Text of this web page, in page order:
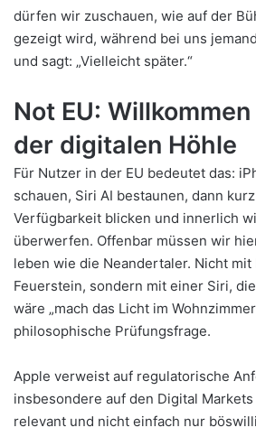
dürfen wir zuschauen, wie auf der
gezeigt wird, während bei uns
und sagt: „Vielleicht später.“
Not EU:
der digitalen Höhle
Für Nutzer in der EU bedeutet das:
schauen, Siri AI bestaunen, dann
Verfügbarkeit blicken und innerlich
überwerfen. Offenbar müssen wir
leben wie die Neandertaler. Nicht mit
Feuerstein, sondern mit einer Siri,
wäre „mach das Licht im
philosophische Prüfungsfrage.
Apple verweist auf regulatorische
insbesondere auf den Digital
relevant und nicht einfach nur